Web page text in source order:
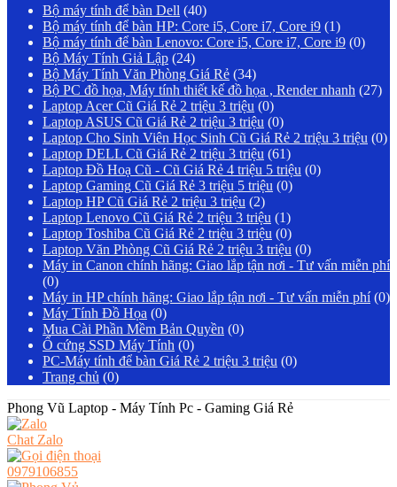
Bộ máy tính để bàn Dell (40)
Bộ máy tính để bàn HP: Core i5, Core i7, Core i9 (1)
Bộ máy tính để bàn Lenovo: Core i5, Core i7, Core i9 (0)
Bộ Máy Tính Giả Lập (24)
Bộ Máy Tính Văn Phòng Giá Rẻ (34)
Bộ PC đồ họa, Máy tính thiết kế đồ họa , Render nhanh (27)
Laptop Acer Cũ Giá Rẻ 2 triệu 3 triệu (0)
Laptop ASUS Cũ Giá Rẻ 2 triệu 3 triệu (0)
Laptop Cho Sinh Viên Học Sinh Cũ Giá Rẻ 2 triệu 3 triệu (0)
Laptop DELL Cũ Giá Rẻ 2 triệu 3 triệu (61)
Laptop Đồ Hoạ Cũ - Cũ Giá Rẻ 4 triệu 5 triệu (0)
Laptop Gaming Cũ Giá Rẻ 3 triệu 5 triệu (0)
Laptop HP Cũ Giá Rẻ 2 triệu 3 triệu (2)
Laptop Lenovo Cũ Giá Rẻ 2 triệu 3 triệu (1)
Laptop Toshiba Cũ Giá Rẻ 2 triệu 3 triệu (0)
Laptop Văn Phòng Cũ Giá Rẻ 2 triệu 3 triệu (0)
Máy in Canon chính hãng: Giao lắp tận nơi - Tư vấn miễn phí
(0)
Máy in HP chính hãng: Giao lắp tận nơi - Tư vấn miễn phí (0)
Máy Tính Đồ Họa (0)
Mua Cài Phần Mềm Bản Quyền (0)
Ổ cứng SSD Máy Tính (0)
PC-Máy tính để bàn Giá Rẻ 2 triệu 3 triệu (0)
Trang chủ (0)
Phong Vũ Laptop - Máy Tính Pc - Gaming Giá Rẻ
Chat Zalo
0979106855